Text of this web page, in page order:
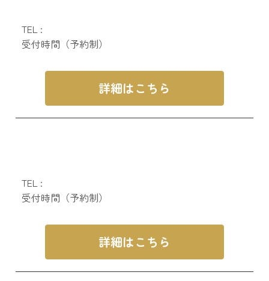
TEL :
受付時間（予約制）
詳細はこちら
TEL :
受付時間（予約制）
詳細はこちら